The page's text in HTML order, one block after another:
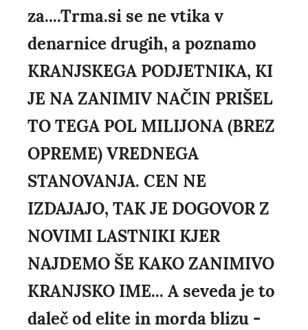
za....Trma.si se ne vtika v
denarnice drugih, a poznamo
KRANJSKEGA PODJETNIKA, KI
JE NA ZANIMIV NAČIN PRIŠEL
TO TEGA POL MILIJONA (BREZ
OPREME) VREDNEGA
STANOVANJA. CEN NE
IZDAJAJO, TAK JE DOGOVOR Z
NOVIMI LASTNIKI KJER
NAJDEMO ŠE KAKO ZANIMIVO
KRANJSKO IME... A seveda je to
daleč od elite in morda blizu -